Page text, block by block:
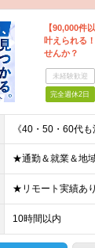
【90,000件
叶えられる
せんか？
未経験歓迎
完全週休2日
10時間以内